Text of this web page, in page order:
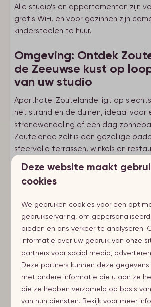
Alle studio’s en appartementen zijn
gratis WiFi, en voor gezinnen zijn
kinderstoelen te huur.
Omgeving: Ontdek
de Zeeuwse kust op
van uw studio
Aparthotel Zoutelande ligt op
het strand en de duinen, ideaal voor
strandwandeling of een dag
Zoutelande zelf is een gezellige
sfeervolle terrassen, winkels en
en wandeltochten door Walcheren.
nabijgelegen trekpleisters zoals
ontdekken.
Voorzieningen
Regio
Walcheren (NL)
Deze website maakt
cookies
We gebruiken cookies voor een
gebruikservaring, om
bieden en ons verkeer te analyseren.
informatie over uw gebruik van onze
partners voor social media,
Deze partners kunnen deze
met andere informatie die u aan ze
die ze hebben verzameld op basis
van hun diensten. Bekijk voor meer